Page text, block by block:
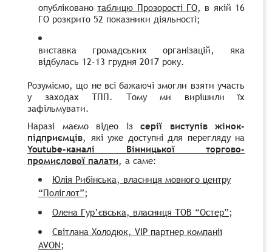
опублікованотаблицю Прозорості ГО, в якій 16
ГО розкрито 52 показники діяльності;
виставка громадських організацій, яка
відбулась 12-13 грудня 2017 року.
Розуміємо, що не всі бажаючі змогли взяти участь
у заходах ТПП. Тому ми вирішили їх
зафільмувати.
Наразі маємо відео ізсерії виступів жінок-
підприємців, які уже доступні для перегляду на
Youtube-каналі Вінницької торгово-
промислової палати, а саме:
Юлія Рибінська, власниця мовного центру
“Поліглот”;
Олена Гур’євська, власниця ТОВ “Остер”;
Світлана Холодюк, VIP партнер компанії
AVON;